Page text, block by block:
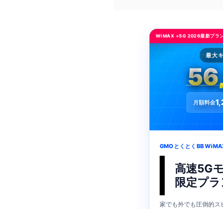
WiMAX +5G 2026最新プラ
最大
月額料金
GMOとくとくBB
高速5G
限定プラ
家でも外でも圧倒的ス